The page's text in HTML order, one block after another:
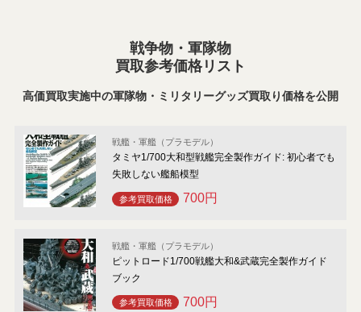
戦争物・軍隊物
買取参考価格リスト
高価買取実施中の軍隊物・ミリタリーグッズ買取り価格を公開
戦艦・軍艦（プラモデル）
タミヤ1/700大和型戦艦完全製作ガイド: 初心者でも
失敗しない艦船模型
参考買取価格 700円
戦艦・軍艦（プラモデル）
ピットロード1/700戦艦大和&武蔵完全製作ガイド
ブック
参考買取価格 700円